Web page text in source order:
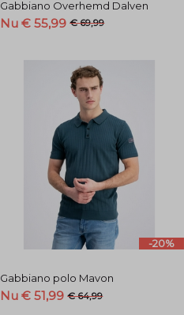
Gabbiano Overhemd Dalven
Nu € 55,99 € 69,99
-20%
Gabbiano polo Mavon
Nu € 51,99 € 64,99